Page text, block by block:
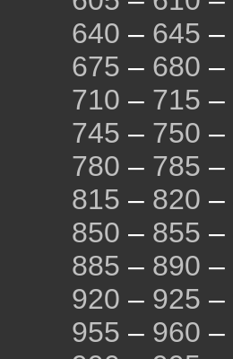
640 – 645 –
675 – 680 –
710 – 715 –
745 – 750 –
780 – 785 –
815 – 820 –
850 – 855 –
885 – 890 –
920 – 925 –
955 – 960 –